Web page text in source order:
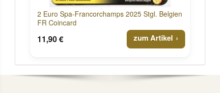
2 Euro Spa-Francorchamps 2025 Stgl. Belgien
FR Coincard
11,90 € zum Artikel